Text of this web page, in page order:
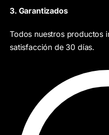
3. Garantizados
Todos nuestros productos
satisfacción de 30 días.